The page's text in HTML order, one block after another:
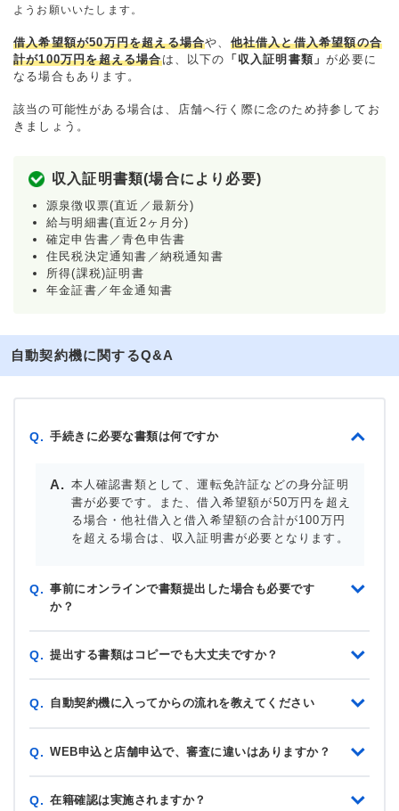
ようお願いいたします。
借入希望額が50万円を超える場合や、 他社借入と借入希望額の合
計が100万円を超える場合は、以下の 「収入証明書類」が必要に
なる場合もあります。
該当の可能性がある場合は、店舗へ行く際に念のため持参してお
きましょう。
収入証明書類(場合により必要)
源泉徴収票(直近／最新分)
給与明細書(直近2ヶ月分)
確定申告書／青色申告書
住民税決定通知書／納税通知書
所得(課税)証明書
年金証書／年金通知書
自動契約機に関するQ&A
Q. 手続きに必要な書類は何ですか
本人確認書類として、運転免許証などの身分証明
書が必要です。また、借入希望額が50万円を超え
る場合・他社借入と借入希望額の合計が100万円
を超える場合は、収入証明書が必要となります。
Q. 事前にオンラインで書類提出した場合も必要です
か？
Q. 提出する書類はコピーでも大丈夫ですか？
Q. 自動契約機に入ってからの流れを教えてください
Q. WEB申込と店舗申込で、審査に違いはありますか？
Q. 在籍確認は実施されますか？